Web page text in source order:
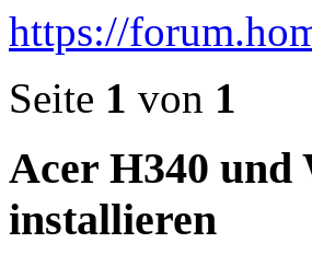
https://
Seite 1 von 1
Acer H340 und
installieren